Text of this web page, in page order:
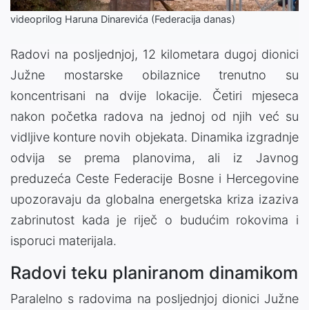
videoprilog Haruna Dinarevića (Federacija danas)
Radovi na posljednjoj, 12 kilometara dugoj dionici
Južne mostarske obilaznice trenutno su
koncentrisani na dvije lokacije. Četiri mjeseca
nakon početka radova na jednoj od njih već su
vidljive konture novih objekata. Dinamika izgradnje
odvija se prema planovima, ali iz Javnog
preduzeća Ceste Federacije Bosne i Hercegovine
upozoravaju da globalna energetska kriza izaziva
zabrinutost kada je riječ o budućim rokovima i
isporuci materijala.
Radovi teku planiranom dinamikom
Paralelno s radovima na posljednjoj dionici Južne